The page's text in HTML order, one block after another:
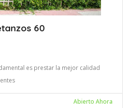
60
es prestar la mejor calidad
Abierto Ahora